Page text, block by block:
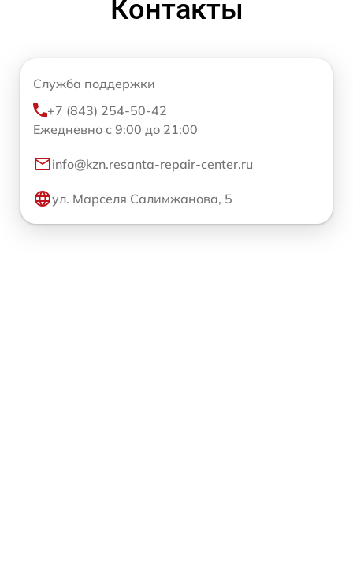
Контакты
Служба поддержки
+7 (843) 254-50-42
Ежедневно с 9:00 до 21:00
info@kzn.resanta-repair-center.ru
ул. Марселя Салимжанова, 5